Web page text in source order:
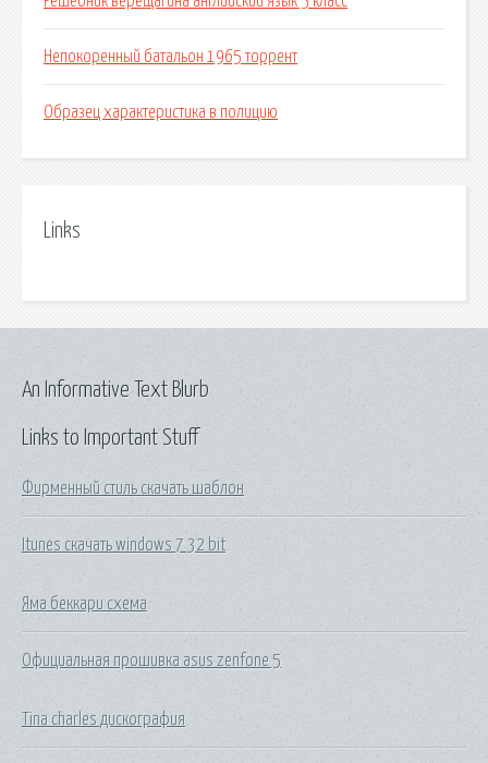
Непокоренный батальон 1965 торрент
Образец характеристика в полицию
Links
Links to Important Stuff
Фирменный стиль скачать шаблон
Itunes скачать windows 7 32 bit
Яма беккари схема
Официальная прошивка asus zenfone 5
Tina charles дискография
An Informative Text Blurb